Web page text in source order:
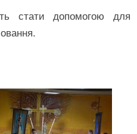
стати допомогою для